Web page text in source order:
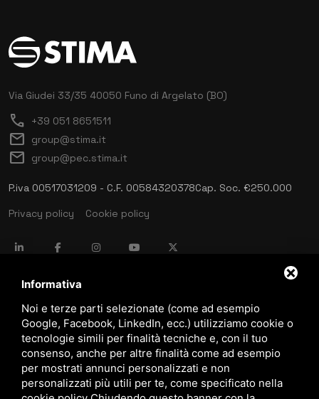
Via Giudei 33/35 40050 Funo di Argelato (BO)
call +39 051 8651511
mail group@stima.it
mail group@pec.stima.it
P.iva 00517031209 - C.F. 00584320378Cap. Soc. €250.000
Privacy policy
Cookie policy
language ITALIANO
download Catalogo Stima
download Politica qualità e sicurezza
Informativa
Noi e terze parti selezionate (come ad esempio
Google, Facebook, LinkedIn, ecc.) utilizziamo cookie o
tecnologie simili per finalità tecniche e, con il tuo
consenso, anche per altre finalità come ad esempio
per mostrati annunci personalizzati e non
personalizzati più utili per te, come specificato nella